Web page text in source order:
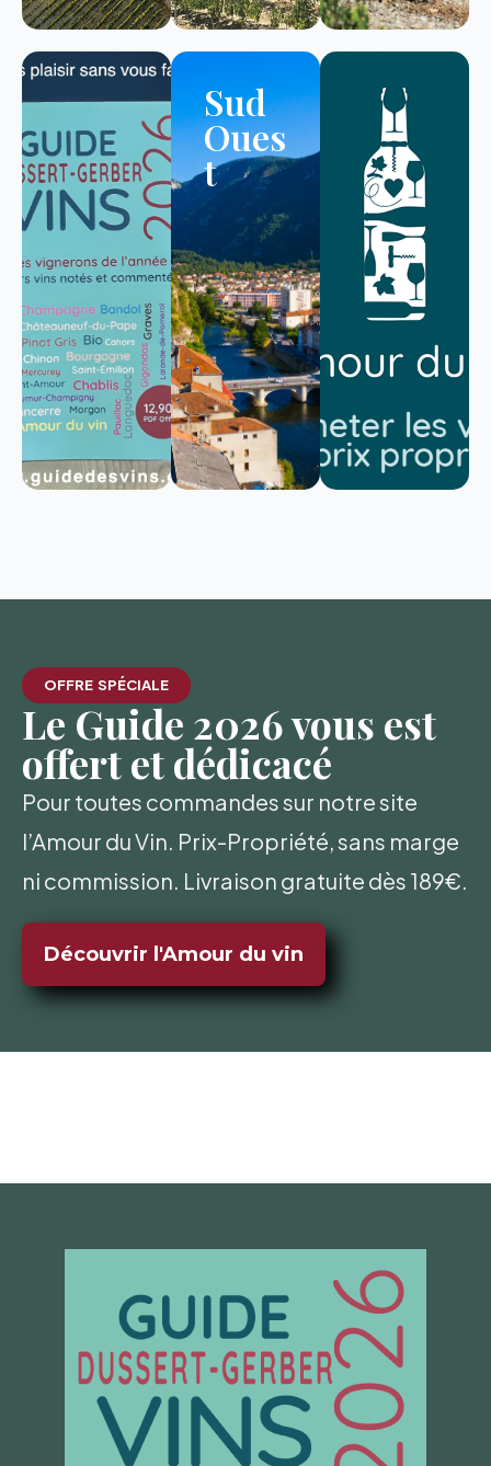
Sud
Oues
t
OFFRE SPÉCIALE
Le Guide 2026 vous est
offert et dédicacé
Pour toutes commandes sur notre site
l’Amour du Vin. Prix-Propriété, sans marge
ni commission. Livraison gratuite dès 189€.
Découvrir l'Amour du vin